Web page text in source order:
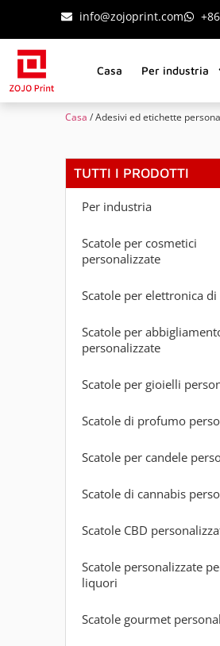
info@zojoprint.com
Casa Per industria
Casa / Adesivi ed etichette
TUTTI I PRODOTTI
Per industria
Scatole per cosmetici
personalizzate
Scatole per elettronica
Scatole per
personalizzate
Scatole per gioielli
Scatole di profumo
Scatole per candele
Scatole di cannabis
Scatole CBD
Scatole personalizzate
liquori
Scatole gourmet